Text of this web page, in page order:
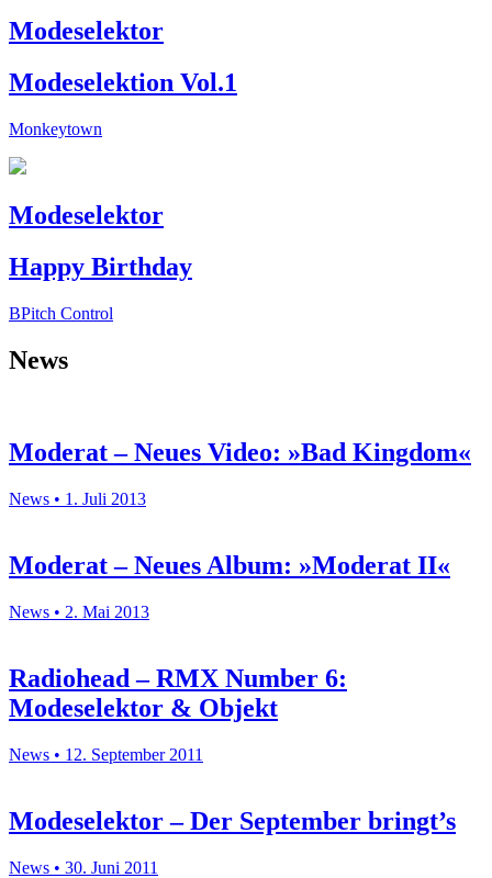
Modeselektor
Modeselektion Vol.1
Monkeytown
Modeselektor
Happy Birthday
BPitch Control
News
Moderat – Neues Video: »Bad Kingdom«
News • 1. Juli 2013
Moderat – Neues Album: »Moderat II«
News • 2. Mai 2013
Radiohead – RMX Number 6:
Modeselektor & Objekt
News • 12. September 2011
Modeselektor – Der September bringt’s
News • 30. Juni 2011